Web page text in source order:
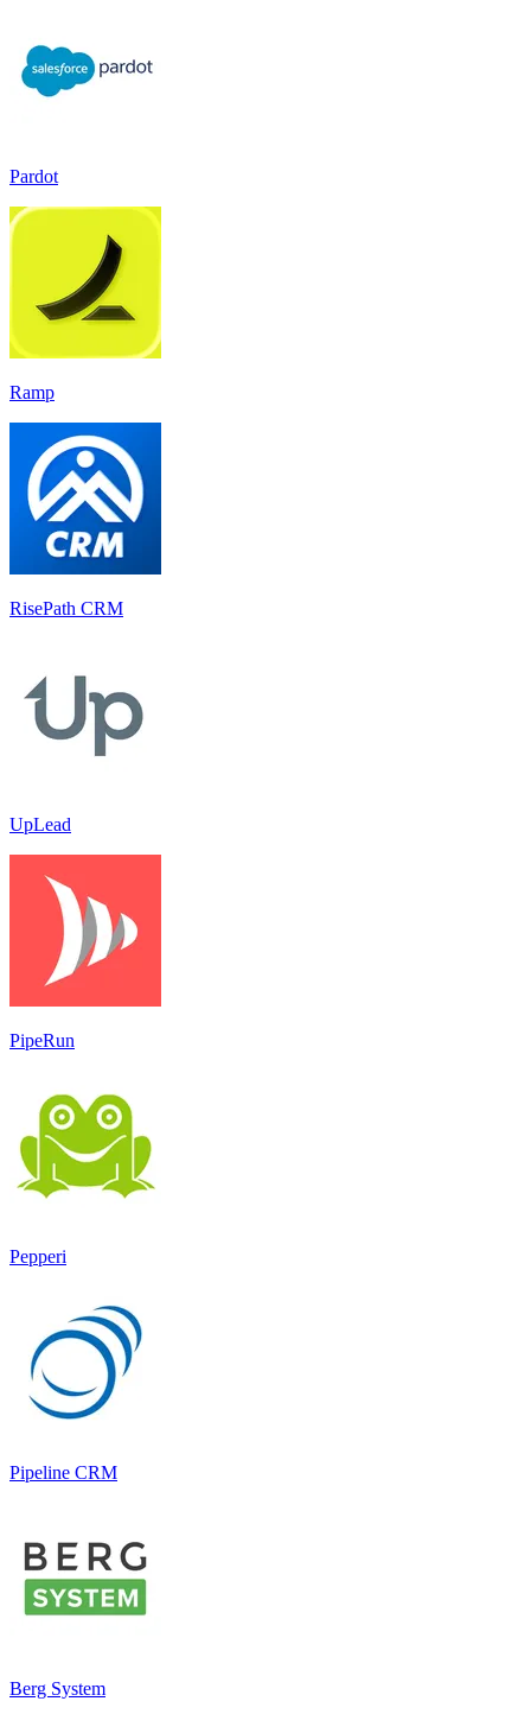
Pardot
Ramp
RisePath CRM
UpLead
PipeRun
Pepperi
Pipeline CRM
Berg System